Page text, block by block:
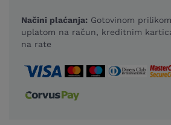
Načini plaćanja: Gotovinom
uplatom na račun, kreditnim
na rate